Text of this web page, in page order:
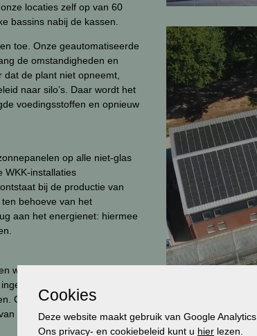
locaties zelf op van 60
bassins nabij de kassen.
toe. Onze geautomatiseerde
de omstandigheden en
de plant niet opneemt,
naar silo’s. Daar wordt het
voedingsstoffen en opnieuw
op alle niet-glas
WKK-installaties
bij de productie van
behoeve van het
aan het energienet: hiermee
we met kunstmatige
en energiezuinige
Om lichtoverlast voor de
rolschermen die bij duisternis
Cookies
Deze website maakt gebruik van Google Analytics.
Ons privacy- en cookiebeleid kunt u hier lezen.